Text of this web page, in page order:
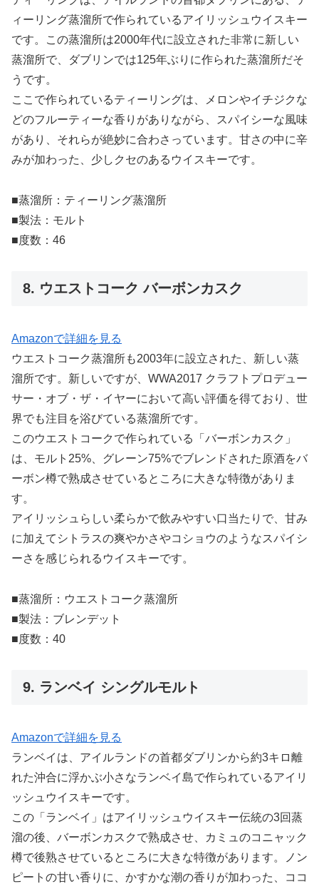
ィーリング蒸溜所で作られているアイリッシュウイスキー
です。この蒸溜所は2000年代に設立された非常に新しい
蒸溜所で、ダブリンでは125年ぶりに作られた蒸溜所だそ
うです。
ここで作られているティーリングは、メロンやイチジクな
どのフルーティーな香りがありながら、スパイシーな風味
があり、それらが絶妙に合わさっています。甘さの中に辛
みが加わった、少しクセのあるウイスキーです。
■蒸溜所：ティーリング蒸溜所
■製法：モルト
■度数：46
8. ウエストコーク バーボンカスク
Amazonで詳細を見る
ウエストコーク蒸溜所も2003年に設立された、新しい蒸
溜所です。新しいですが、WWA2017 クラフトプロデュー
サー・オブ・ザ・イヤーにおいて高い評価を得ており、世
界でも注目を浴びている蒸溜所です。
このウエストコークで作られている「バーボンカスク」
は、モルト25%、グレーン75%でブレンドされた原酒をバ
ーボン樽で熟成させているところに大きな特徴がありま
す。
アイリッシュらしい柔らかで飲みやすい口当たりで、甘み
に加えてシトラスの爽やかさやコショウのようなスパイシ
ーさを感じられるウイスキーです。
■蒸溜所：ウエストコーク蒸溜所
■製法：ブレンデット
■度数：40
9. ランベイ シングルモルト
Amazonで詳細を見る
ランベイは、アイルランドの首都ダブリンから約3キロ離
れた沖合に浮かぶ小さなランベイ島で作られているアイリ
ッシュウイスキーです。
この「ランベイ」はアイリッシュウイスキー伝統の3回蒸
溜の後、バーボンカスクで熟成させ、カミュのコニャック
樽で後熟させているところに大きな特徴があります。ノン
ピートの甘い香りに、かすかな潮の香りが加わった、ココ